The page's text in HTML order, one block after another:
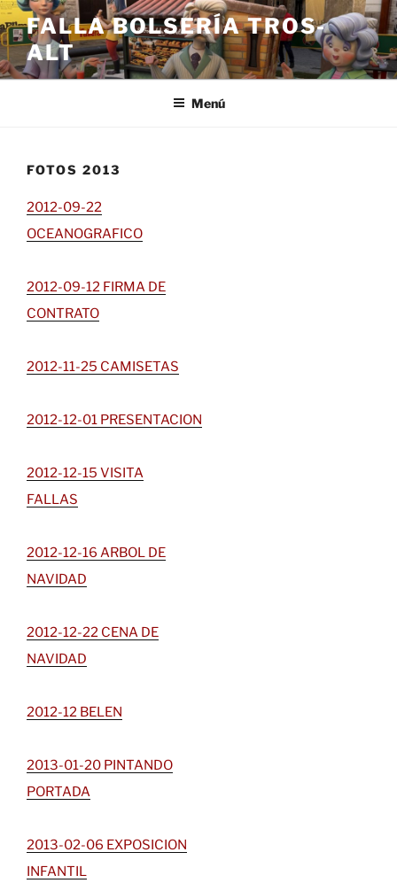
Saltar
al
contenido
FALLA BOLSERÍA TROS-
ALT
Menú
FOTOS 2013
2012-09-22
OCEANOGRAFICO
2012-09-12 FIRMA DE
CONTRATO
2012-11-25 CAMISETAS
2012-12-01 PRESENTACION
2012-12-15 VISITA
FALLAS
2012-12-16 ARBOL DE
NAVIDAD
2012-12-22 CENA DE
NAVIDAD
2012-12 BELEN
2013-01-20 PINTANDO
PORTADA
2013-02-06 EXPOSICION
INFANTIL